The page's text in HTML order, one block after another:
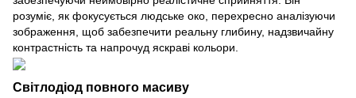
розуміє, як фокусується людське око, перехресно аналізуючи
зображення, щоб забезпечити реальну глибину, надзвичайну
контрастність та напрочуд яскраві кольори.
Світлодіод повного масиву